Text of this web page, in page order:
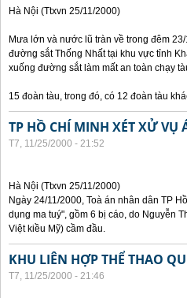
Hà Nội (Ttxvn 25/11/2000)
Mưa lớn và nước lũ tràn về trong đêm
đường sắt Thống Nhất tại khu vực tỉnh
xuống đường sắt làm mất an toàn chạy
15 đoàn tàu, trong đó, có 12 đoàn tàu
TP HỒ CHÍ MINH XÉT XỬ VỤ
T7, 11/25/2000 - 21:52
Hà Nội (Ttxvn 25/11/2000)
Ngày 24/11/2000, Toà án nhân dân TP
dụng ma tuý", gồm 6 bị cáo, do Nguyễn
Việt kiều Mỹ) cầm đầu.
KHU LIÊN HỢP THỂ THAO
T7, 11/25/2000 - 21:46